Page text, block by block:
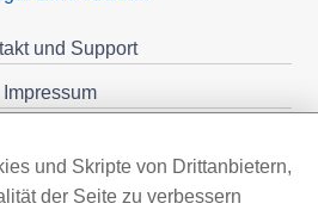
und Support
Impressum
und Skripte von Drittanbietern,
der Seite zu verbessern